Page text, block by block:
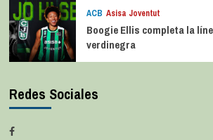
ACB Asisa Joventut
Boogie Ellis completa la
verdinegra
Redes Sociales